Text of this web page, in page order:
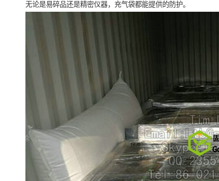
无论是易碎品还是精密仪器，充气袋都能提供的防护。